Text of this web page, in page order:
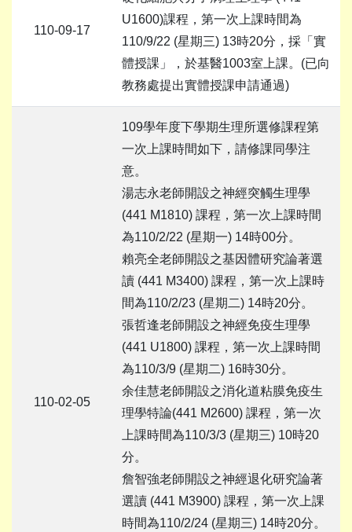
110-09-17
U1600)課程，第一次上課時間為
110/9/22 (星期三) 13時20分，採「實
體授課」，於基醫1003室上課。(已向
教務處提出實體授課申請通過)
110-02-05
109學年度下學期生理所選修課程第
一次上課時間如下，請修課同學注
意。
湯志永老師開設之神經突觸生理學
(441 M1810) 課程，第一次上課時間
為110/2/22 (星期一) 14時00分。
賴亮全老師開設之基因體研究論著選
讀 (441 M3400) 課程，第一次上課時
間為110/2/23 (星期二) 14時20分。
張哲逢老師開設之神經免疫生理學
(441 U1800) 課程，第一次上課時間
為110/3/9 (星期二) 16時30分。
余佳慧老師開設之消化道粘膜免疫生
理學特論(441 M2600) 課程，第一次
上課時間為110/3/3 (星期三) 10時20
分。
詹智強老師開設之神經退化研究論著
選讀 (441 M3900) 課程，第一次上課
時間為110/2/24 (星期三) 14時20分。